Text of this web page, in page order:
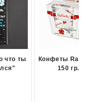
что ты
Конфеты
150 гр.